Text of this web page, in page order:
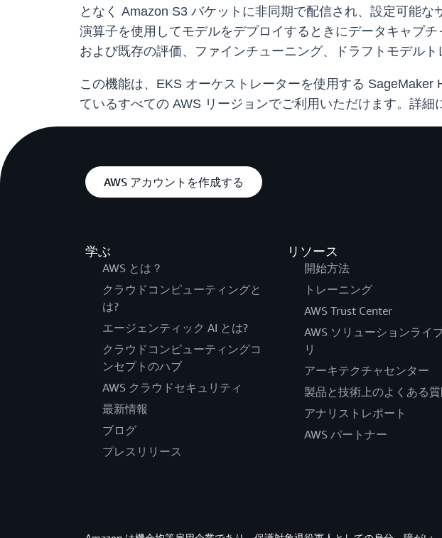
となく Amazon S3 バケットに非同期で配信され、設定可能
演算子を使用してモデルをデプロイするときにデータキャプ
および既存の評価、ファインチューニング、ドラフトモデルト
この機能は、EKS オーケストレーターを使用する
ているすべての AWS リージョンでご利用いただけます。詳細
AWS アカウントを作成する
学ぶ
AWS とは？
クラウドコンピューティングと
は?
エージェンティック AI とは?
クラウドコンピューティングコ
ンセプトのハブ
AWS クラウドセキュリティ
最新情報
ブログ
プレスリリース
リソース
開始方法
トレーニング
AWS Trust Center
AWS ソリューションライ
リ
アーキテクチャセンター
製品と技術上のよくある
アナリストレポート
AWS パートナー